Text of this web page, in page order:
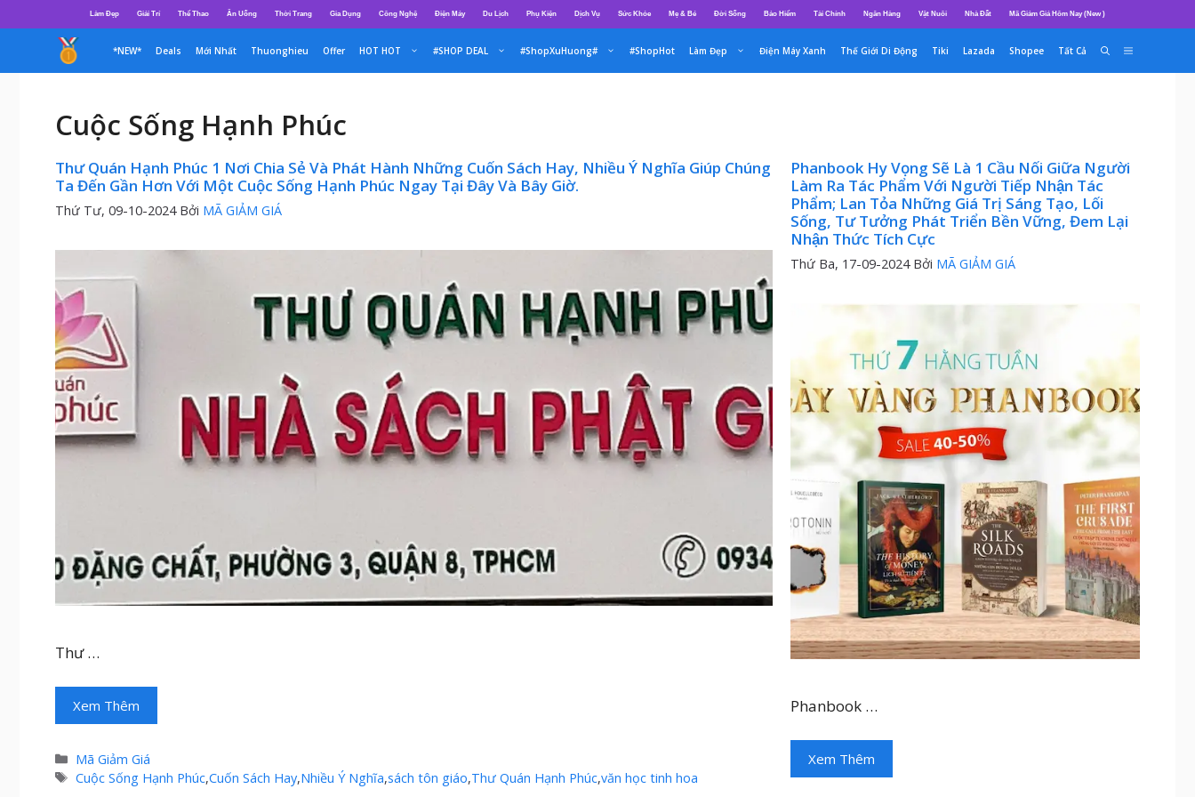
đến
dung
Làm Đẹp Giải Trí Thể Thao Ăn Uống Thời Trang Gia Dụng Công Nghệ Điện Máy Du Lịch Phụ Kiện Dịch Vụ Sức Khỏe Mẹ & Bé Đời Sống Bảo Hiểm Tài Chính Ngân Hàng Vật Nuôi Nhà Đất Mã Giảm Giá Hôm Nay (New )
*NEW* Deals Mới Nhất Thuonghieu Offer HOT HOT #SHOP DEAL #ShopXuHuong# #ShopHot Làm Đẹp Điện Máy Xanh Thế Giới Di Động Tiki Lazada Shopee Tất Cả
Cuộc Sống Hạnh Phúc
Thư Quán Hạnh Phúc 1 Nơi Chia Sẻ Và Phát Hành Những Cuốn Sách Hay, Nhiều Ý Nghĩa Giúp Chúng
Ta Đến Gần Hơn Với Một Cuộc Sống Hạnh Phúc Ngay Tại Đây Và Bây Giờ.
Thứ Tư, 09-10-2024 Bởi MÃ GIẢM GIÁ
Thư …
Xem Thêm
Danh
mục
Mã Giảm Giá
Thẻ
Cuộc Sống Hạnh Phúc,Cuốn Sách Hay,Nhiều Ý Nghĩa,sách tôn giáo,Thư Quán Hạnh Phúc,văn học tinh hoa
Phanbook Hy Vọng Sẽ Là 1 Cầu Nối Giữa Người
Làm Ra Tác Phẩm Với Người Tiếp Nhận Tác
Phẩm; Lan Tỏa Những Giá Trị Sáng Tạo, Lối
Sống, Tư Tưởng Phát Triển Bền Vững, Đem Lại
Nhận Thức Tích Cực
Thứ Ba, 17-09-2024 Bởi MÃ GIẢM GIÁ
Phanbook …
Xem Thêm